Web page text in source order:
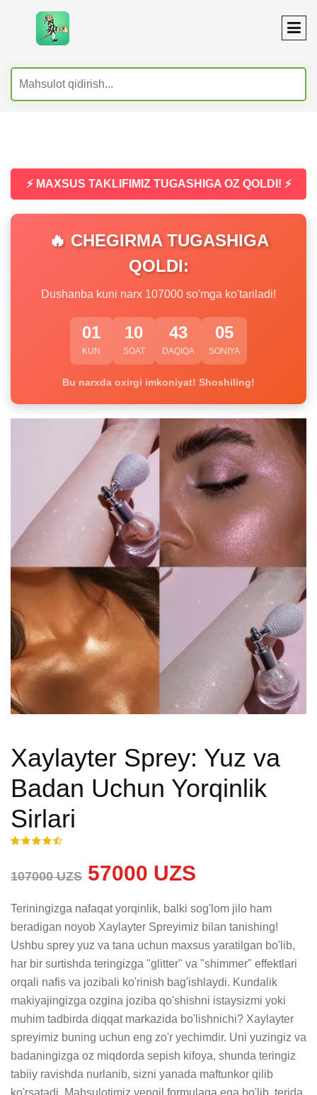
⚡ MAXSUS TAKLIFIMIZ TUGASHIGA OZ QOLDI! ⚡
🔥 CHEGIRMA TUGASHIGA
QOLDI:
Dushanba kuni narx 107000 so'mga ko'tariladi!
01
KUN
10
SOAT
43
DAQIQA
04
SONIYA
Bu narxda oxirgi imkoniyat! Shoshiling!
Xaylayter Sprey: Yuz va
Badan Uchun Yorqinlik
Sirlari
107000 UZS 57000 UZS
Teriningizga nafaqat yorqinlik, balki sog'lom jilo ham
beradigan noyob Xaylayter Spreyimiz bilan tanishing!
Ushbu sprey yuz va tana uchun maxsus yaratilgan bo'lib,
har bir surtishda teringizga "glitter" va "shimmer" effektlari
orqali nafis va jozibali ko'rinish bag'ishlaydi. Kundalik
makiyajingizga ozgina joziba qo'shishni istaysizmi yoki
muhim tadbirda diqqat markazida bo'lishnichi? Xaylayter
spreyimiz buning uchun eng zo'r yechimdir. Uni yuzingiz va
badaningizga oz miqdorda sepish kifoya, shunda teringiz
tabiiy ravishda nurlanib, sizni yanada maftunkor qilib
ko'rsatadi. Mahsulotimiz yengil formulaga ega bo'lib, terida